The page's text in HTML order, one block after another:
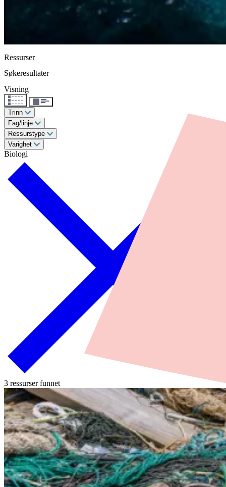
Ressurser
Søkeresultater
Visning
Trinn
Fag/linje
Ressurstype
Varighet
Biologi
3 ressurser funnet